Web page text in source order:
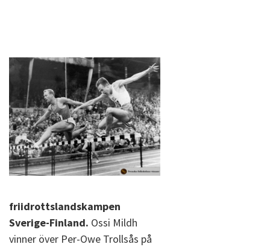
friidrottslandskampen
Sverige-Finland. Ossi Mildh
vinner över Per-Owe Trollsås på